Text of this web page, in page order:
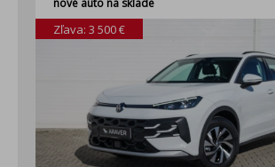
nové auto na sklade
Zľava: 3 500 €